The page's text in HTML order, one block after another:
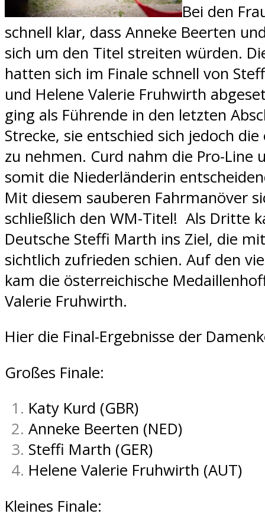
Bei den
schnell klar, dass Anneke Beerten
sich um den Titel streiten würden.
hatten sich im Finale schnell von
und Helene Valerie Fruhwirth
ging als Führende in den letzten
Strecke, sie entschied sich jedoch
zu nehmen. Curd nahm die Pro-Line
somit die Niederländerin
Mit diesem sauberen Fahrmanöver
schließlich den WM-Titel! Als Dritte
Deutsche Steffi Marth ins Ziel, die
sichtlich zufrieden schien. Auf den
kam die österreichische
Valerie Fruhwirth.
Hier die Final-Ergebnisse der
Großes Finale:
Katy Kurd (GBR)
Anneke Beerten (NED)
Steffi Marth (GER)
Helene Valerie Fruhwirth (AUT)
Kleines Finale: